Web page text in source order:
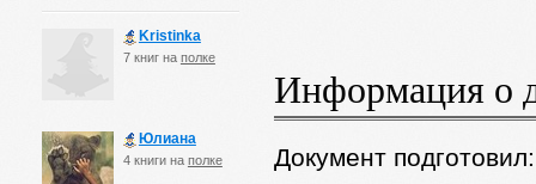
Kristinka
7 книг на полке
Юлиана
4 книги на полке
Информация о
Документ